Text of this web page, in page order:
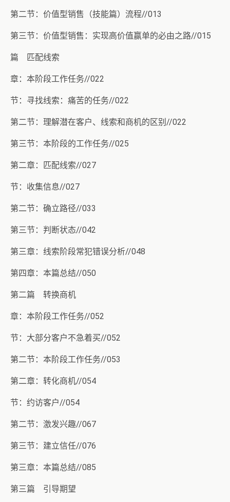
第二节：价值型销售（技能篇）流程//013
第三节：价值型销售：实现高价值赢单的必由之路//015
篇 匹配线索
章：本阶段工作任务//022
节：寻找线索：痛苦的任务//022
第二节：理解潜在客户、线索和商机的区别//022
第三节：本阶段的工作任务//025
第二章：匹配线索//027
节：收集信息//027
第二节：确立路径//033
第三节：判断状态//042
第三章：线索阶段常犯错误分析//048
第四章：本篇总结//050
第二篇 转换商机
章：本阶段工作任务//052
节：大部分客户不急着买//052
第二节：本阶段工作任务//053
第二章：转化商机//054
节：约访客户//054
第二节：激发兴趣//067
第三节：建立信任//076
第三章：本篇总结//085
第三篇 引导期望